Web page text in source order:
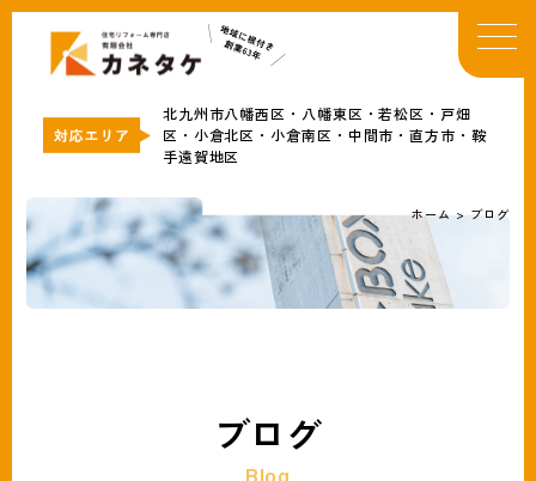
TOP
イベント・お知らせ
カネタケについて
補助金情報
リフォームメニュー
事例
ブログ
無料見積・お問合わせ
北九州市八幡西区・八幡東区・若松区・戸畑
区・小倉北区・小倉南区・中間市・直方市・鞍
手遠賀地区
ホーム>ブログ
ブログ